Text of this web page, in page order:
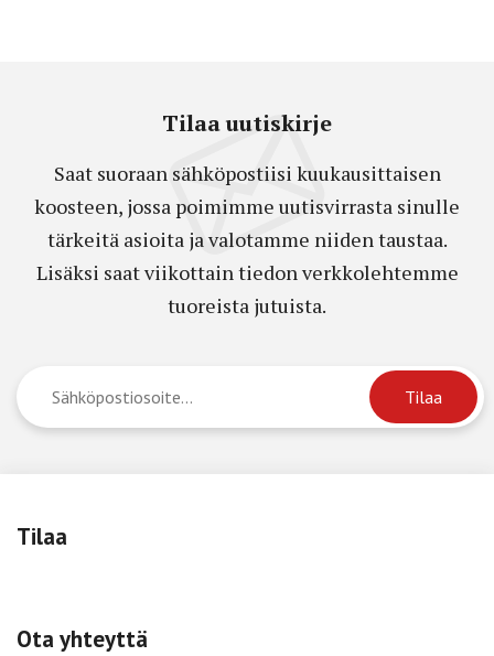
Tilaa uutiskirje
Saat suoraan sähköpostiisi kuukausittaisen
koosteen, jossa poimimme uutisvirrasta sinulle
tärkeitä asioita ja valotamme niiden taustaa.
Lisäksi saat viikottain tiedon verkkolehtemme
tuoreista jutuista.
Tilaa
Ota yhteyttä